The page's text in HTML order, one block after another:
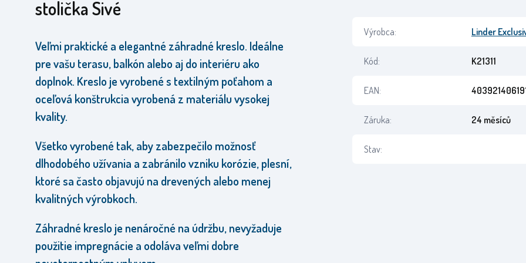
stolička Sivé
Veľmi praktické a elegantné záhradné kreslo. Ideálne
pre vašu terasu, balkón alebo aj do interiéru ako
doplnok. Kreslo je vyrobené s textilným poťahom a
oceľová konštrukcia vyrobená z materiálu vysokej
kvality.
Všetko vyrobené tak, aby zabezpečilo možnosť
dlhodobého užívania a zabránilo vzniku korózie, plesní,
ktoré sa často objavujú na drevených alebo menej
kvalitných výrobkoch.
Záhradné kreslo je nenáročné na údržbu, nevyžaduje
použitie impregnácie a odoláva veľmi dobre
Výrobca: Linder
Kód: K21311
EAN:
Záruka: 24 měsíců
Stav: